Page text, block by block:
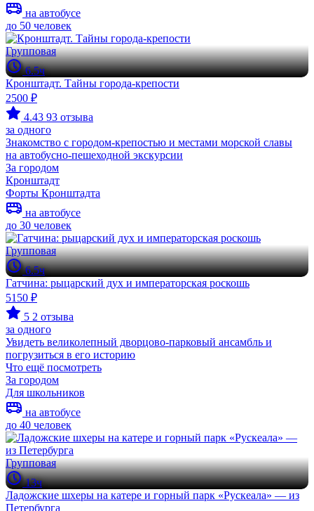
на автобусе
до 50 человек
Групповая
6.5ч
Кронштадт. Тайны города-крепости
2500 ₽
4.43 93 отзыва
за одного
Знакомство с городом-крепостью и местами морской славы
на автобусно-пешеходной экскурсии
За городом
Кронштадт
Форты Кронштадта
на автобусе
до 30 человек
Групповая
6.5ч
Гатчина: рыцарский дух и императорская роскошь
5150 ₽
5 2 отзыва
за одного
Увидеть великолепный дворцово-парковый ансамбль и
погрузиться в его историю
Что ещё посмотреть
За городом
Для школьников
на автобусе
до 40 человек
Групповая
13ч
Ладожские шхеры на катере и горный парк «Рускеала» — из
Петербурга